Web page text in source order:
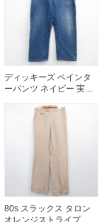
ディッキーズ ペインタ
ーパンツ ネイビー 実寸
80s スラックス タロン
オレンジストライプ 実